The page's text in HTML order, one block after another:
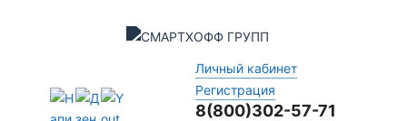
Личный кабинет
Регистрация
8(800)302-57-71